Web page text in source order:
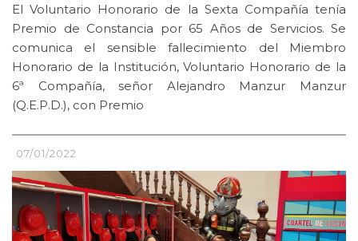
El Voluntario Honorario de la Sexta Compañía tenía
Premio de Constancia por 65 Años de Servicios. Se
comunica el sensible fallecimiento del Miembro
Honorario de la Institución, Voluntario Honorario de la
6ª Compañía, señor Alejandro Manzur Manzur
(Q.E.P.D.), con Premio
07/01/2022